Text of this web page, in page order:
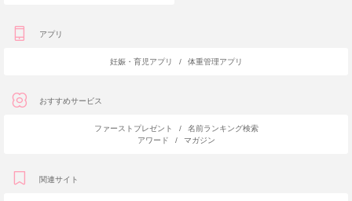
アプリ
妊娠・育児アプリ / 体重管理アプリ
おすすめサービス
ファーストプレゼント /
名前ランキング検索
アワード
/ マガジン
関連サイト